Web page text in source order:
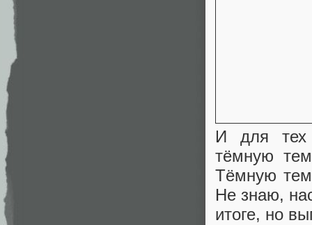
И для тех
тёмную
Тёмную
Не знаю,
итоге, но